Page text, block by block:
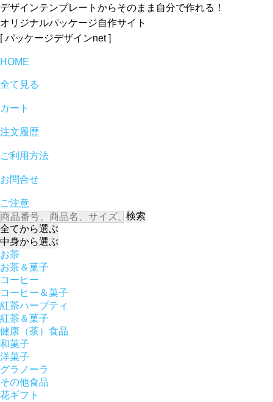
デザインテンプレートからそのまま自分で作れる！
オリジナルパッケージ自作サイト
[ パッケージデザインnet ]
HOME
全て見る
カート
注文履歴
ご利用方法
お問合せ
ご注意
検索
全てから選ぶ
中身から選ぶ
お茶
お茶＆菓子
コーヒー
コーヒー＆菓子
紅茶ハーブティ
紅茶＆菓子
健康（茶）食品
和菓子
洋菓子
グラノーラ
その他食品
花ギフト